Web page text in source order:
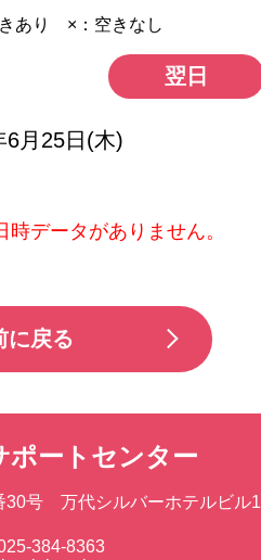
あり ×：空きなし
翌日
6月25日(木)
データがありません。
に戻る
ポートセンター
30号 万代シルバーホテルビル1
384-8363